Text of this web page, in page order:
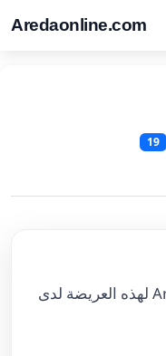
Aredaonline.com
19